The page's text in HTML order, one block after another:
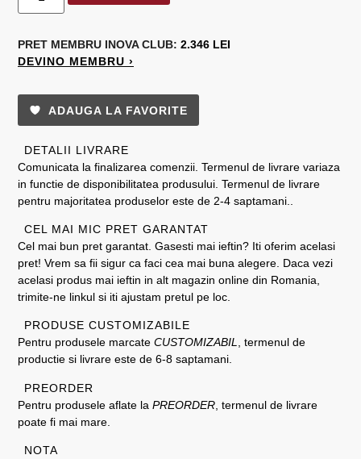
PRET MEMBRU INOVA CLUB: 2.346 LEI
DEVINO MEMBRU ›
ADAUGA LA FAVORITE
DETALII LIVRARE
Comunicata la finalizarea comenzii. Termenul de livrare variaza
in functie de disponibilitatea produsului. Termenul de livrare
pentru majoritatea produselor este de 2-4 saptamani..
CEL MAI MIC PRET GARANTAT
Cel mai bun pret garantat. Gasesti mai ieftin? Iti oferim acelasi
pret! Vrem sa fii sigur ca faci cea mai buna alegere. Daca vezi
acelasi produs mai ieftin in alt magazin online din Romania,
trimite-ne linkul si iti ajustam pretul pe loc.
PRODUSE CUSTOMIZABILE
Pentru produsele marcate CUSTOMIZABIL, termenul de
productie si livrare este de 6-8 saptamani.
PREORDER
Pentru produsele aflate la PREORDER , termenul de livrare
poate fi mai mare.
NOTA